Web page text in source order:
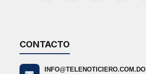
CONTACTO
INFO@TELENOTICIERO.COM.DO